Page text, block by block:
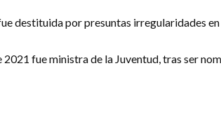
fue destituida por presuntas irregularidades
fue ministra de la Juventud, tras ser